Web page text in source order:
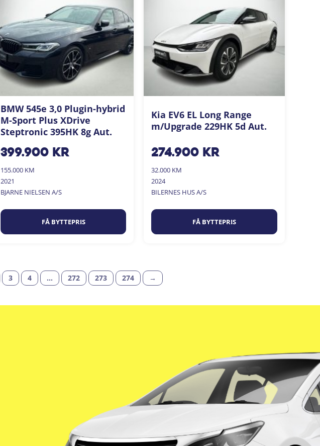
BMW 545e 3,0 Plugin-hybrid
M-Sport Plus XDrive
Steptronic 395HK 8g Aut.
399.900 kr
155.000 KM
2021
BJARNE NIELSEN A/S
FÅ BYTTEPRIS
Kia EV6 EL Long Range
m/Upgrade 229HK 5d Aut.
274.900 kr
32.000 KM
2024
BILERNES HUS A/S
FÅ BYTTEPRIS
3 4 … 272 273 274 →